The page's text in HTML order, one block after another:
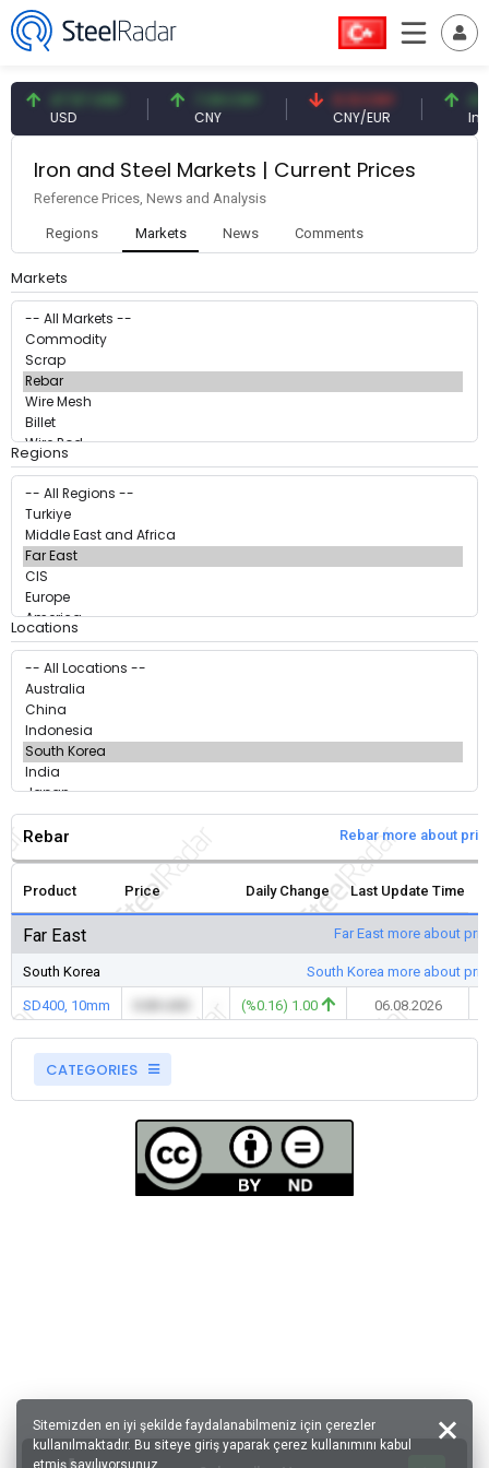
USD CNY
0.13 CNY
CNY/EUR
Iron and Steel Markets | Current Prices
Reference Prices, News and Analysis
Regions Markets News Comments
Markets
Regions
Locations
Rebar Rebar more about
Product Price Daily Change Last Update Time
Far East Far East more about
South Korea South Korea more about
SD400, 10mm - (%0.16) 1.00 06.08.2026
CATEGORIES
Sitemizden en iyi şekilde faydalanabilmeniz için çerezler
kullanılmaktadır. Bu siteye giriş yaparak çerez kullanımını kabul
etmiş sayılıyorsunuz.